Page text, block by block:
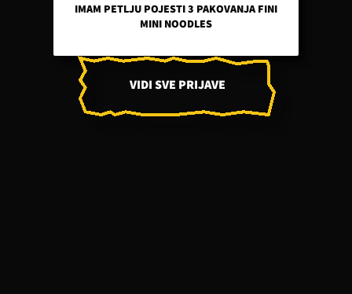
IMAM PETLJU POJESTI 3 PAKOVANJA FINI
MINI NOODLES
VIDI SVE PRIJAVE